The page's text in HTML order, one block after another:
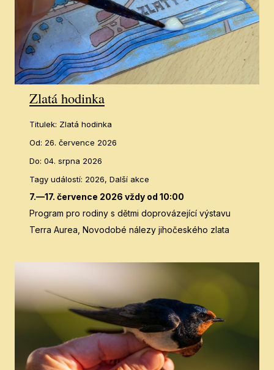
Zlatá hodinka
Titulek: Zlatá hodinka
Od: 26. července 2026
Do: 04. srpna 2026
Tagy událostí: 2026, Další akce
7.—17. července 2026 vždy od 10:00
Program pro rodiny s dětmi doprovázející výstavu
Terra Aurea, Novodobé nálezy jihočeského zlata